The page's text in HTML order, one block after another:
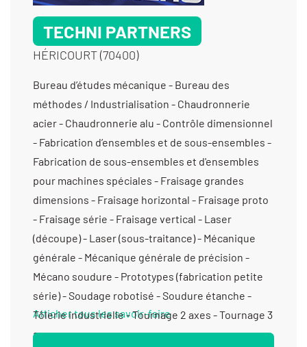
TECHNI PARTNERS
HÉRICOURT (70400)
Bureau d’études mécanique - Bureau des
méthodes / Industrialisation - Chaudronnerie
acier - Chaudronnerie alu - Contrôle dimensionnel
- Fabrication d’ensembles et de sous-ensembles -
Fabrication de sous-ensembles et d'ensembles
pour machines spéciales - Fraisage grandes
dimensions - Fraisage horizontal - Fraisage proto
- Fraisage série - Fraisage vertical - Laser
(découpe) - Laser (sous-traitance) - Mécanique
générale - Mécanique générale de précision -
Mécano soudure - Prototypes (fabrication petite
série) - Soudage robotisé - Soudure étanche -
Tôlerie industrielle - Tournage 2 axes - Tournage 3
axes
Afficher tous les savoir-faire